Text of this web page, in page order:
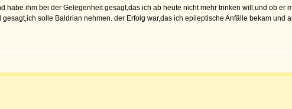
habe ihm bei der Gelegenheit gesagt,das ich ab heute nicht mehr trinken will,und ob er
solle Baldrian nehmen. der Erfolg war,das ich epileptische Anfälle bekam und